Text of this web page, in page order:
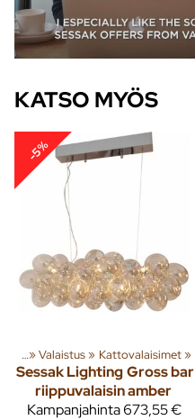
KATSO MYÖS
-5%
‪»Valaistus‪» Kattovalaisimet‪»
Sessak LightingGross bar
riippuvalaisin amber
Kampanjahinta673,55 €